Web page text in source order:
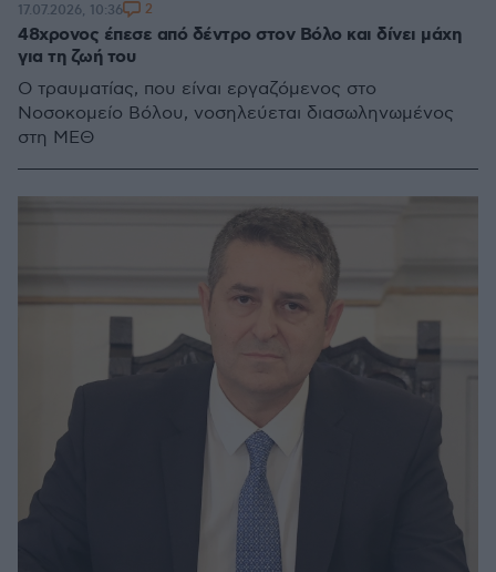
48χρονος έπεσε από δέντρο στον Βόλο και δίνει μάχη
για τη ζωή του
Ο τραυματίας, που είναι εργαζόμενος στο
Νοσοκομείο Βόλου, νοσηλεύεται διασωληνωμένος
στη ΜΕΘ
17.07.2026, 10:36 2